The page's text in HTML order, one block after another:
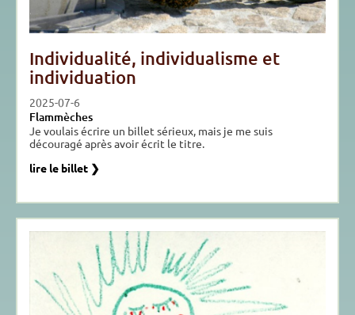
Individualité, individualisme et
individuation
2025-07-6
Flammèches
Je voulais écrire un billet sérieux, mais je me suis
découragé après avoir écrit le titre.
lire le billet ❯